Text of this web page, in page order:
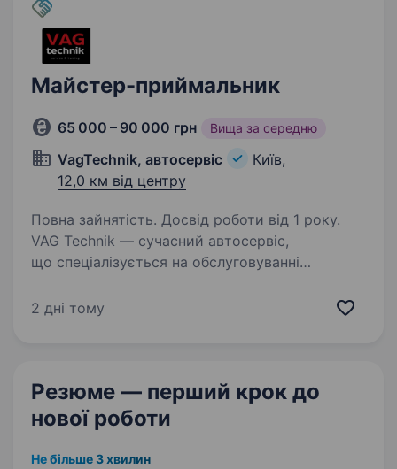
Майстер-приймальник
65 000 – 90 000 грн Вища за середню
VagTechnik, автосервіс
Київ,
12,0 км від центру
Повна зайнятість. Досвід роботи від 1 року.
VAG Technik — сучасний автосервіс,
що спеціалізується на обслуговуванні
Skoda, Seat, Porsche та ін.). У нас вже успішно
2 дні тому
Резюме — перший крок до
нової роботи
Не більше 3 хвилин